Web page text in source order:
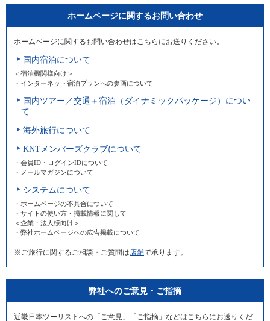
ホームページに関するお問い合わせ
ホームページに関するお問い合わせはこちらにお送りください。
国内宿泊について
＜宿泊機関様向け＞
・インターネット宿泊プランへの参画について
国内ツアー／交通＋宿泊（ダイナミックパッケージ）につい
て
海外旅行について
KNTメンバーズクラブについて
・会員ID・ログインIDについて
・メールマガジンについて
システムについて
・ホームページの不具合について
・サイトの使い方・掲載情報に関して
＜企業・法人様向け＞
・弊社ホームページへの広告掲載について
※ご旅行に関するご相談・ご質問は 店舗で承ります。
弊社へのご意見・ご指摘
近畿日本ツーリストへの「ご意見」「ご指摘」などはこちらにお送りくだ